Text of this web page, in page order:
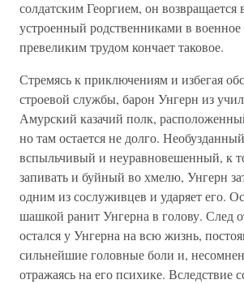
солдатским Георгием, он
устроенный родственниками в
превеликим трудом кончает таковое.
Стремясь к приключениям и избегая
строевой службы, барон Унгерн из
Амурский казачий полк,
но там остается не долго.
вспыльчивый и неуравновешенный, к
запивать и буйный во хмелю, Унгерн
одним из сослуживцев и ударяет его.
шашкой ранит Унгерна в голову. След
остался у Унгерна на всю жизнь,
сильнейшие головные боли и,
отражаясь на его психике. Вследствие